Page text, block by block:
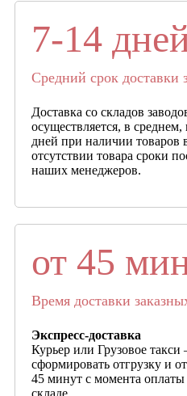
7-14
Средний срок доставки
Доставка со складов
осуществляется, в
дней при наличии товаров
отсутствии товара сроки
наших менеджеров.
от 45
Время доставки
Экспресс-доставка
Курьер или Грузовое
сформировать отгрузку и
45 минут с момента оплаты
складе.